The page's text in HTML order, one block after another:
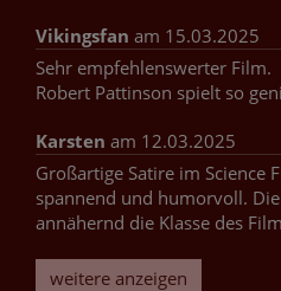
Vikingsfan am 15.03.2025
Sehr empfehlenswerter Film.
Robert Pattinson spielt so
Karsten am 12.03.2025
Großartige Satire im Science
spannend und humorvoll.
annähernd die Klasse des
weitere anzeigen